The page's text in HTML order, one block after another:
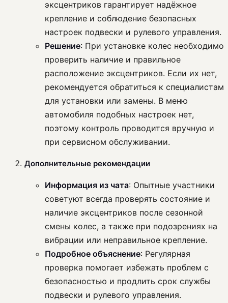
эксцентриков гарантирует надёжное
крепление и соблюдение безопасных
настроек подвески и рулевого управления.
Решение: При установке колес необходимо
проверить наличие и правильное
расположение эксцентриков. Если их нет,
рекомендуется обратиться к специалистам
для установки или замены. В меню
автомобиля подобных настроек нет,
поэтому контроль проводится вручную и
при сервисном обслуживании.
Дополнительные рекомендации
Информация из чата: Опытные участники
советуют всегда проверять состояние и
наличие эксцентриков после сезонной
смены колес, а также при подозрениях на
вибрации или неправильное крепление.
Подробное объяснение: Регулярная
проверка помогает избежать проблем с
безопасностью и продлить срок службы
подвески и рулевого управления.